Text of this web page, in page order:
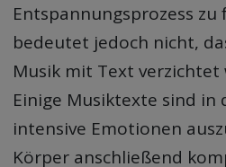
Entspannungsprozess zu
bedeutet jedoch nicht,
Musik mit Text verzichtet
Einige Musiktexte sind in
intensive Emotionen
Körper anschließend